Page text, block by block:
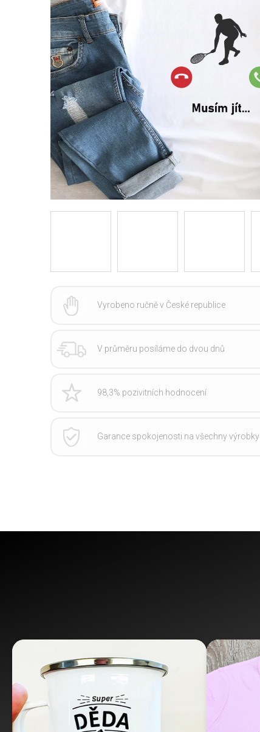
Vyrobeno ručně v České republice
V průměru posíláme do dvou dnů
98,3% pozivitních hodnocení
Garance spokojenosti na všechny výrobky